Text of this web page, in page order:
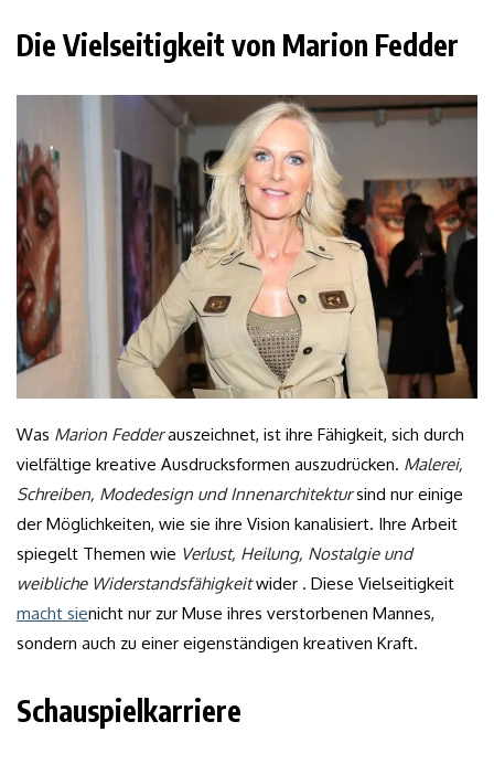
Die Vielseitigkeit von Marion Fedder
Was Marion Fedderauszeichnet, ist ihre Fähigkeit, sich durch
vielfältige kreative Ausdrucksformen auszudrücken. Malerei,
Schreiben, Modedesign und Innenarchitektursind nur einige
der Möglichkeiten, wie sie ihre Vision kanalisiert. Ihre Arbeit
spiegelt Themen wie Verlust, Heilung, Nostalgie und
weibliche Widerstandsfähigkeitwider . Diese Vielseitigkeit
macht sienicht nur zur Muse ihres verstorbenen Mannes,
sondern auch zu einer eigenständigen kreativen Kraft.
Schauspielkarriere